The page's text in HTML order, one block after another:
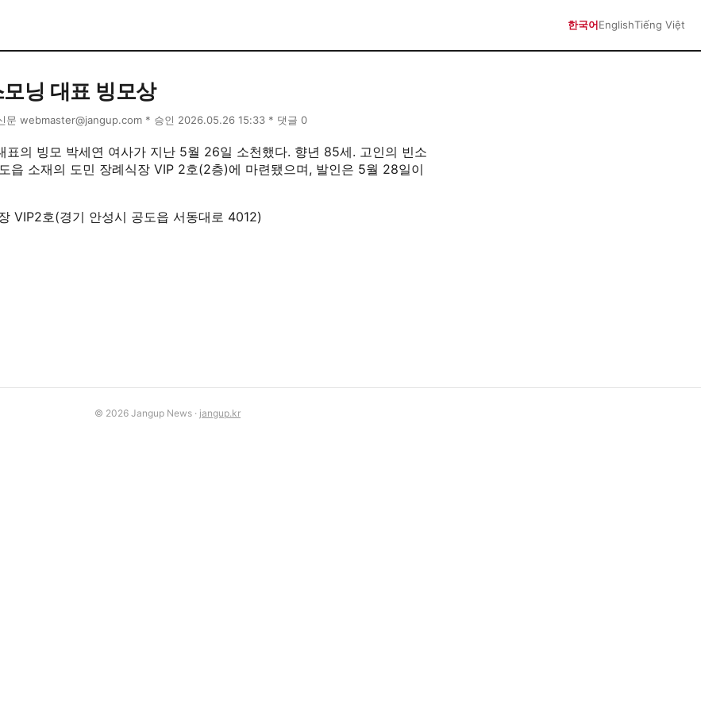
한국어EnglishTiếng Việt
닝 대표 빙모상
문 webmaster@jangup.com * 승인 2026.05.26 15:33 * 댓글 0
표의 빙모 박세연 여사가 지난 5월 26일 소천했다. 향년 85세. 고인의 빈소
읍 소재의 도민 장례식장 VIP 2호(2층)에 마련됐으며, 발인은 5월 28일이
VIP2호(경기 안성시 공도읍 서동대로 4012)
© 2026 Jangup News · jangup.kr